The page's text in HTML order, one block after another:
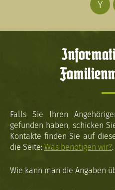
Y
Falls Sie Ihren
gefunden haben, schicken
Kontakte finden Sie auf
die Seite: Was benötigen wir?.
Wie kann man die Angaben